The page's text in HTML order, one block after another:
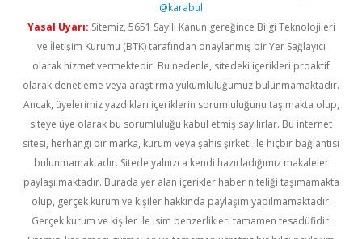
@karabul
Yasal Uyarı: Sitemiz, 5651 Sayılı Kanun gereğince Bilgi Teknolojileri
ve İletişim Kurumu (BTK) tarafından onaylanmış bir Yer Sağlayıcı
olarak hizmet vermektedir. Bu nedenle, sitedeki içerikleri proaktif
olarak denetleme veya araştırma yükümlülüğümüz bulunmamaktadır.
Ancak, üyelerimiz yazdıkları içeriklerin sorumluluğunu taşımakta olup,
siteye üye olarak bu sorumluluğu kabul etmiş sayılırlar. Bu internet
sitesi, herhangi bir marka, kurum veya şahıs şirketi ile hiçbir bağlantısı
bulunmamaktadır. Sitede yalnızca kendi hazırladığımız makaleler
paylaşılmaktadır. Burada yer alan içerikler haber niteliği taşımamakta
olup, gerçek kurum ve kişiler hakkında paylaşım yapılmamaktadır.
Gerçek kurum ve kişiler ile isim benzerlikleri tamamen tesadüfidir.